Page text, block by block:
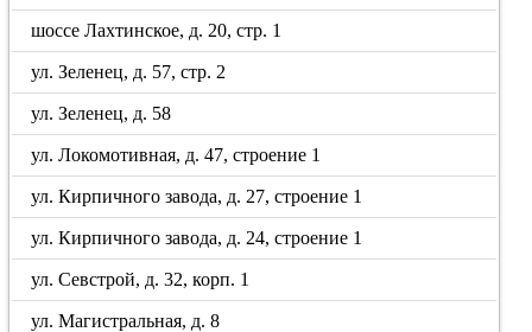
шоссе Лахтинское, д. 20, стр. 1
ул. Зеленец, д. 57, стр. 2
ул. Зеленец, д. 58
ул. Локомотивная, д. 47, строение 1
ул. Кирпичного завода, д. 27, строение 1
ул. Кирпичного завода, д. 24, строение 1
ул. Севстрой, д. 32, корп. 1
ул. Магистральная, д. 8